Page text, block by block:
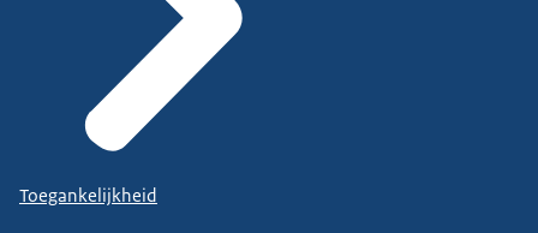
Toegankelijkheid